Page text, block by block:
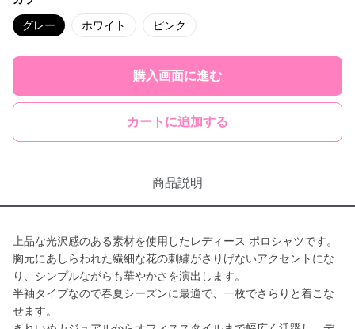
グレー ホワイト ピンク
購入画面に進む
カートに追加する
商品説明
上品な光沢感のある素材を使用したレディース ポロシャツです。
胸元にあしらわれた繊細な花の刺繍がさりげないアクセントにな
り、シンプルながらも華やかさを演出します。
半袖タイプなので春夏シーズンに最適で、一枚でさらりと着こな
せます。